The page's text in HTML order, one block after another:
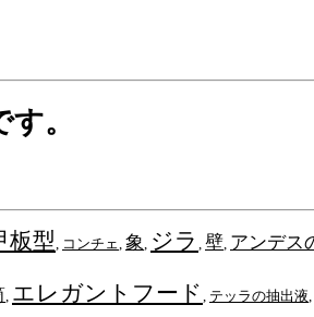
。
板型 コンチェ 象 ジラ 壁 アンデス
エレガントフード テッラの抽出液